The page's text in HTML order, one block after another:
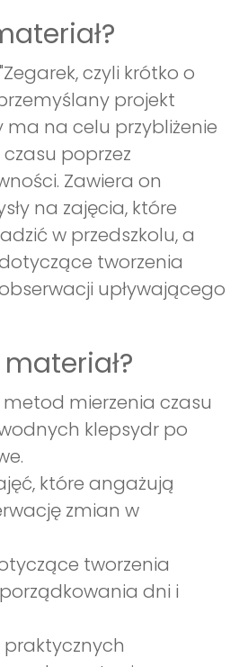
czyli krótko o
projekt
ma na celu przybliżenie
poprzez
Zawiera on
na zajęcia, które
w przedszkolu, a
tworzenia
upływającego
mierzenia czasu
klepsydr po
które angażują
zmian w
tworzenia
dni i